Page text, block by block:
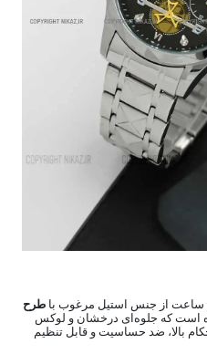
ساعت از جنس استیل مرغوب باطرح
است که جلوه‌ای درخشان و لوکس
بالا، ضد حساسیت و قابل تنظیم